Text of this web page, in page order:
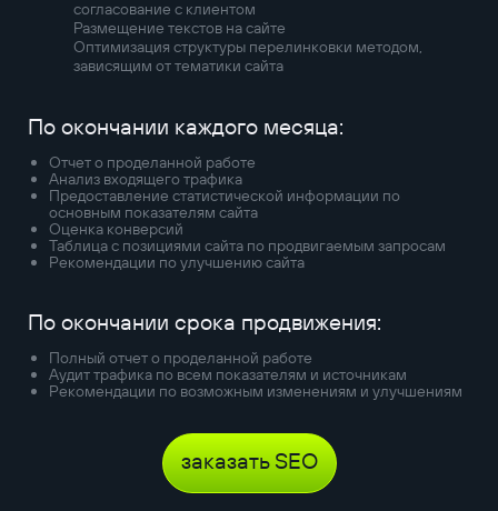
согласование с клиентом
Размещение текстов на сайте
Оптимизация структуры перелинковки методом,
зависящим от тематики сайта
По окончании каждого месяца:
Отчет о проделанной работе
Анализ входящего трафика
Предоставление статистической информации по
основным показателям сайта
Оценка конверсий
Таблица с позициями сайта по продвигаемым запросам
Рекомендации по улучшению сайта
По окончании срока продвижения:
Полный отчет о проделанной работе
Аудит трафика по всем показателям и источникам
Рекомендации по возможным изменениям и улучшениям
заказать SEO